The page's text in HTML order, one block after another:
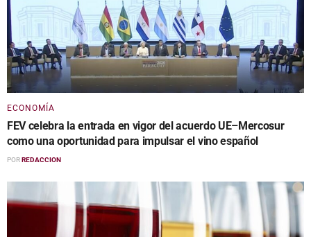
ECONOMÍA
FEV celebra la entrada en vigor del acuerdo UE–Mercosur
como una oportunidad para impulsar el vino español
PORREDACCION